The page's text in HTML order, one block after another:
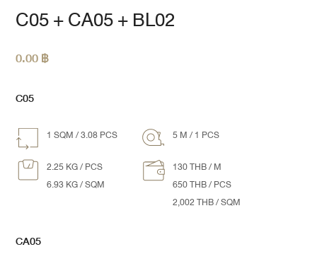
C05 + CA05 + BL02
0.00฿
C05
1 SQM / 3.08 PCS 5 M / 1 PCS
2.25 KG / PCS
6.93 KG / SQM
130 THB / M
650 THB / PCS
2,002 THB / SQM
CA05